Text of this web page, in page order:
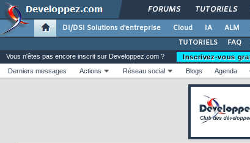
FORUMS TUTORIELS
DI/DSI Solutions d'entreprise Cloud IA ALM
TUTORIELS
FAQ
Vous n'êtes pas encore inscrit sur Developpez.com ?
Inscrivez-vous
Derniers messages
Actions Réseau social Blogs Agenda